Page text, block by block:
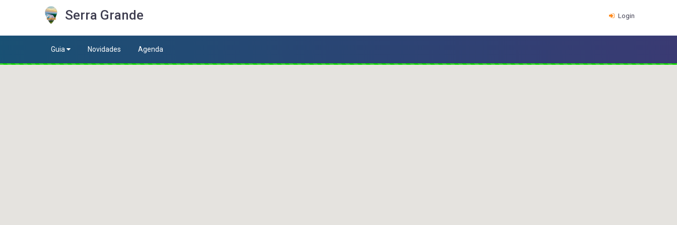
Serra Grande Login
Guia Novidades Agenda